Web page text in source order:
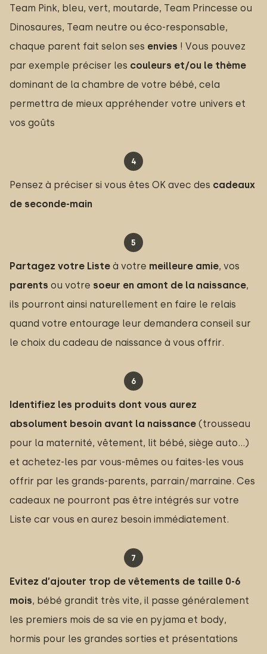
Team Pink, bleu, vert, moutarde, Team Princesse ou
Dinosaures, Team neutre ou éco-responsable,
chaque parent fait selon ses envies ! Vous pouvez
par exemple préciser les couleurs et/ou le thème
dominant de la chambre de votre bébé, cela
permettra de mieux appréhender votre univers et
vos goûts
Pensez à préciser si vous êtes OK avec des cadeaux
de seconde-main
Partagez votre Liste à votre meilleure amie, vos
parents ou votre soeur en amont de la naissance,
ils pourront ainsi naturellement en faire le relais
quand votre entourage leur demandera conseil sur
le choix du cadeau de naissance à vous offrir.
Identifiez les produits dont vous aurez
absolument besoin avant la naissance (trousseau
pour la maternité, vêtement, lit bébé, siège auto…)
et achetez-les par vous-mêmes ou faites-les vous
offrir par les grands-parents, parrain/marraine. Ces
cadeaux ne pourront pas être intégrés sur votre
Liste car vous en aurez besoin immédiatement.
Evitez d’ajouter trop de vêtements de taille 0-6
mois, bébé grandit très vite, il passe généralement
les premiers mois de sa vie en pyjama et body,
hormis pour les grandes sorties et présentations